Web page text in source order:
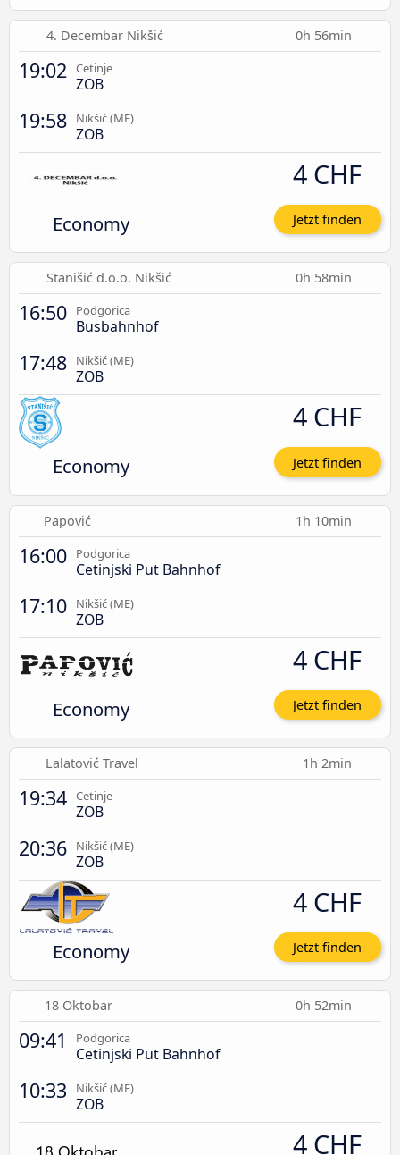
4. Decembar Nikšić 0h 56min
19:02 Cetinje
ZOB
19:58 Nikšić (ME)
ZOB
Economy
4 CHF
Jetzt finden
Stanišić d.o.o. Nikšić 0h 58min
16:50 Podgorica
Busbahnhof
17:48 Nikšić (ME)
ZOB
Economy
4 CHF
Jetzt finden
Papović 1h 10min
16:00 Podgorica
Cetinjski Put Bahnhof
17:10 Nikšić (ME)
ZOB
Economy
4 CHF
Jetzt finden
Lalatović Travel 1h 2min
19:34 Cetinje
ZOB
20:36 Nikšić (ME)
ZOB
Economy
4 CHF
Jetzt finden
18 Oktobar 0h 52min
09:41 Podgorica
Cetinjski Put Bahnhof
10:33 Nikšić (ME)
ZOB
4 CHF